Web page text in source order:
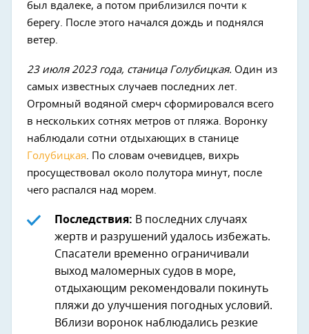
был вдалеке, а потом приблизился почти к
берегу. После этого начался дождь и поднялся
ветер.
23 июля 2023 года, станица Голубицкая. Один из
самых известных случаев последних лет.
Огромный водяной смерч сформировался всего
в нескольких сотнях метров от пляжа. Воронку
наблюдали сотни отдыхающих в станице
Голубицкая. По словам очевидцев, вихрь
просуществовал около полутора минут, после
чего распался над морем.
Последствия: В последних случаях
жертв и разрушений удалось избежать.
Спасатели временно ограничивали
выход маломерных судов в море,
отдыхающим рекомендовали покинуть
пляжи до улучшения погодных условий.
Вблизи воронок наблюдались резкие